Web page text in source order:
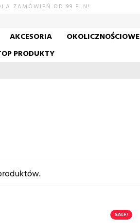
ZAMÓWIEŃ OD 99 PLN!
AKCESORIA
OKOLICZNOŚCIOWE
PRODUKTY
SALE!